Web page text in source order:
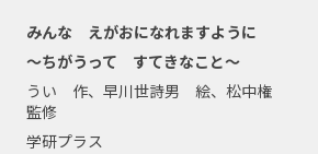
みんな えがおになれますように
～ちがうって すてきなこと～
うい 作、早川世詩男 絵、松中権
監修
学研プラス